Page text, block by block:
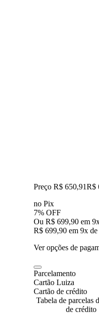
Preço R$ 650,91R$
no Pix
7% OFF
Ou R$ 699,90 em
R$ 699,90 em 9x de
Ver opções de
Parcelamento
Cartão Luiza
Cartão de crédito
Tabela de parcelas
de crédito